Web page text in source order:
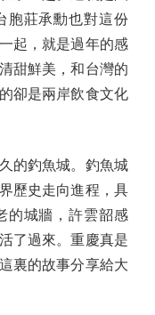
胞莊承勳也對這份
起，就是過年的感
甜鮮美，和台灣的
卻是兩岸飲食文化
的釣魚城。釣魚城
歷史走向進程，具
的城牆，許雲韶感
了過來。重慶真是
裏的故事分享給大